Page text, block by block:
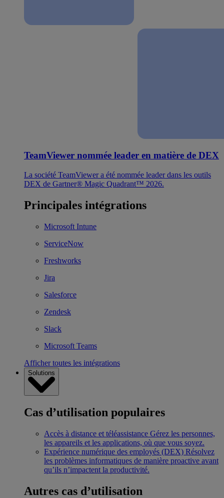
TeamViewer nommée leader en matière de DEX
La société TeamViewer a été nommée leader dans les outils
DEX de Gartner® Magic Quadrant™ 2026.
Principales intégrations
Microsoft Intune
ServiceNow
Freshworks
Jira
Salesforce
Zendesk
Slack
Microsoft Teams
Afficher toutes les intégrations
Solutions
Cas d’utilisation populaires
Accès à distance et téléassistance Gérez les personnes,
les appareils et les applications, où que vous soyez.
Expérience numérique des employés (DEX) Résolvez
les problèmes informatiques de manière proactive avant
qu’ils n’impactent la productivité.
Autres cas d’utilisation